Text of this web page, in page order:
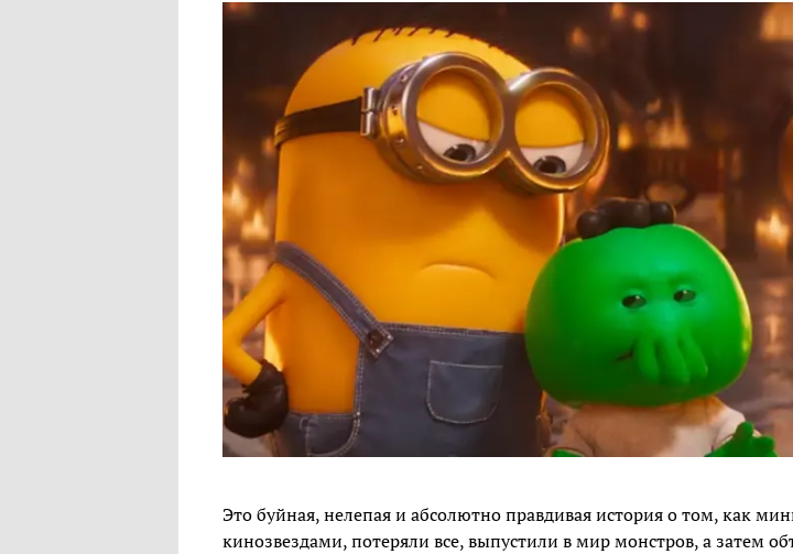
Это буйная, нелепая и абсолютно правдивая история о том, как
кинозвездами, потеряли все, выпустили в мир монстров, а затем